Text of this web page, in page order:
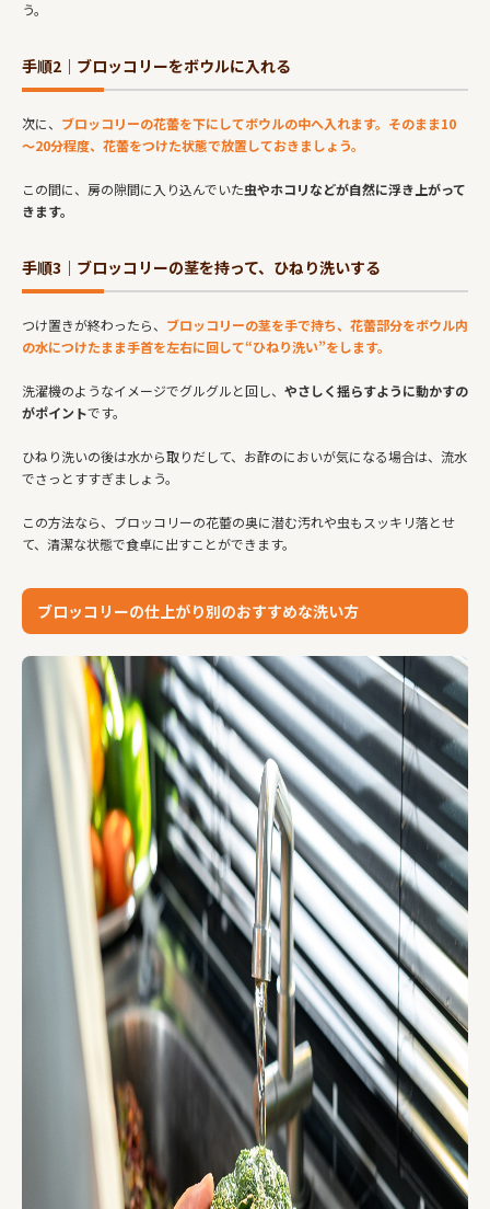
う。
手順2｜ブロッコリーをボウルに入れる
次に、 ブロッコリーの花蕾を下にしてボウルの中へ入れます。そのまま10
～20分程度、花蕾をつけた状態で放置しておきましょう。
この間に、房の隙間に入り込んでいた虫やホコリなどが自然に浮き上がって
きます。
手順3｜ブロッコリーの茎を持って、ひねり洗いする
つけ置きが終わったら、 ブロッコリーの茎を手で持ち、花蕾部分をボウル内
の水につけたまま手首を左右に回して“ひねり洗い”をします。
洗濯機のようなイメージでグルグルと回し、 やさしく揺らすように動かすの
がポイントです。
ひねり洗いの後は水から取りだして、お酢のにおいが気になる場合は、流水
でさっとすすぎましょう。
この方法なら、ブロッコリーの花蕾の奥に潜む汚れや虫もスッキリ落とせ
て、清潔な状態で食卓に出すことができます。
ブロッコリーの仕上がり別のおすすめな洗い方